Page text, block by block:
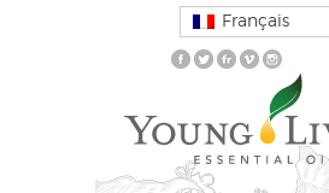
Français